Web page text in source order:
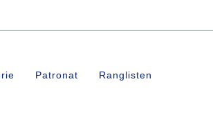
Patronat Ranglisten
Treffer von 1 bis 9